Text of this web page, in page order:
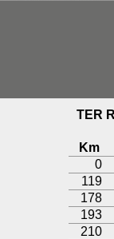
TER
Km
0
119
178
193
210